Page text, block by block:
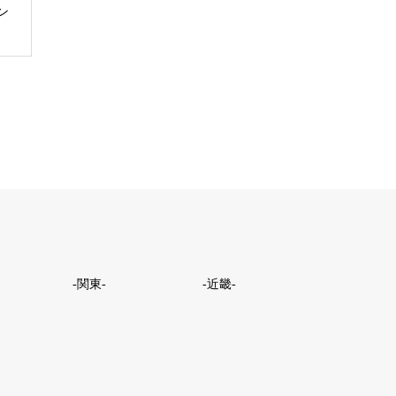
-関東- -近畿-